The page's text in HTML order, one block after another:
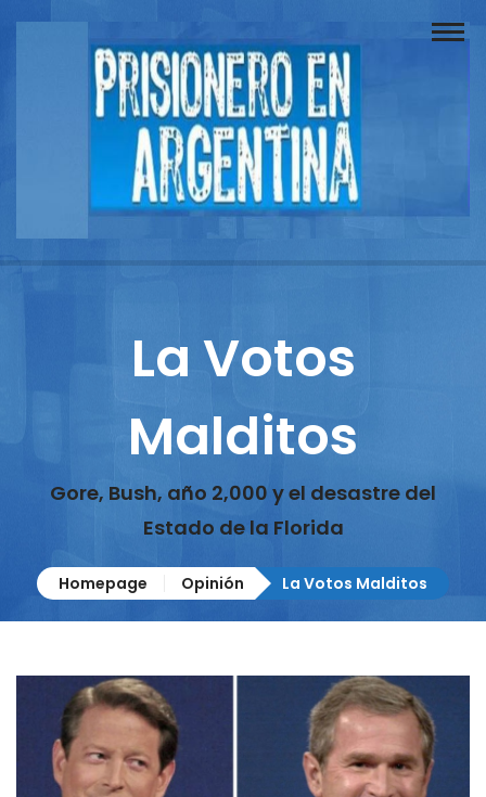
Buscador
Documentos
Columnistas
La Votos
Malditos
Gore, Bush, año 2,000 y el desastre del
Estado de la Florida
Homepage Opinión La Votos Malditos